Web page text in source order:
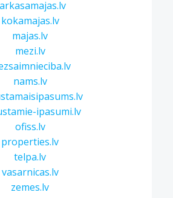
kokamajas.lv
majas.lv
mezi.lv
nams.lv
ipasumi.lv
ofiss.lv
properties.lv
telpa.lv
vasarnicas.lv
zemes.lv